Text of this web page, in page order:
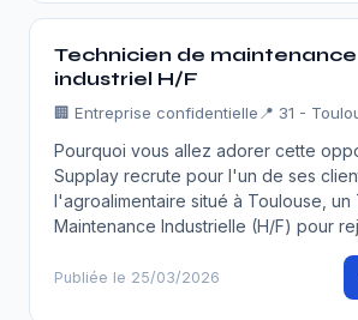
Technicien de maintenance
industriel H/F
🏢 Entreprise confidentielle 📍 31 -
Pourquoi vous allez adorer cette
Supplay recrute pour l'un de ses
l'agroalimentaire situé à Toulouse, un
Maintenance Industrielle (H/F) pour
Publiée le 25/03/2026